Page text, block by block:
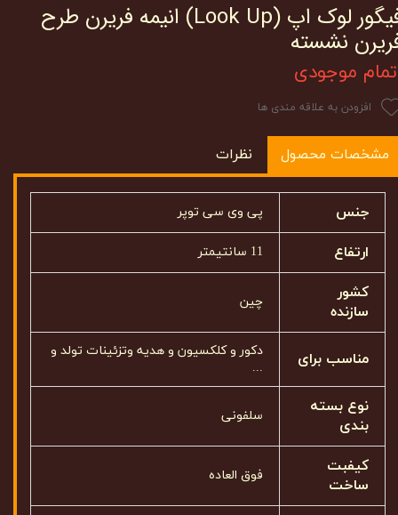
فیگور لوک اپ (Look Up) انیمه فریرن طرح
نشسته
موجودی
افزودن به علاقه مندی ها
مشخصات محصول نظرات
جنس پی وی سی توپر
ارتفاع 11 سانتیمتر
کشور
سازنده
چین
مناسب برای
دکور و کلکسیون و هدیه وتزئینات تولد و
...
نوع بسته
بندی
سلفونی
کیفبت
ساخت
فوق العاده